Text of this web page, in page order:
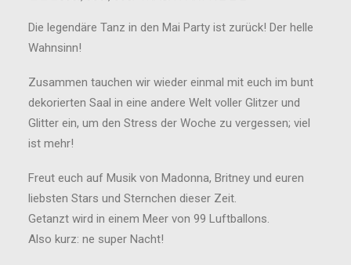
Die legendäre Tanz in den Mai Party ist zurück! Der helle
Wahnsinn!
Zusammen tauchen wir wieder einmal mit euch im bunt
dekorierten Saal in eine andere Welt voller Glitzer und
Glitter ein, um den Stress der Woche zu vergessen; viel
ist mehr!
Freut euch auf Musik von Madonna, Britney und euren
liebsten Stars und Sternchen dieser Zeit.
Getanzt wird in einem Meer von 99 Luftballons.
Also kurz: ne super Nacht!